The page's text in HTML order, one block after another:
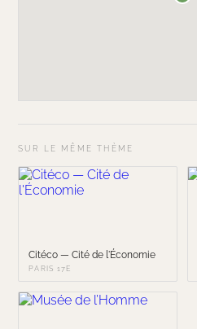
SUR LE MÊME THÈME
Citéco — Cité de l'Économie
PARIS 17E